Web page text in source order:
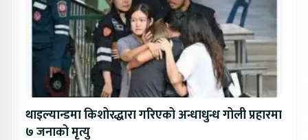
थाइल्यान्डमा किशोरद्धारा गरिएको अन्धाधुन्ध गोली प्रहारमा
७ जनाको मृत्यु